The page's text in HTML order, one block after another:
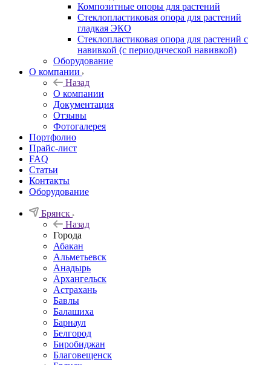
Композитные опоры для растений
Стеклопластиковая опора для растений
гладкая ЭКО
Стеклопластиковая опора для растений с
навивкой (с периодической навивкой)
Оборудование
О компании
Назад
О компании
Документация
Отзывы
Фотогалерея
Портфолио
Прайс-лист
FAQ
Статьи
Контакты
Оборудование
Брянск
Назад
Города
Абакан
Альметьевск
Анадырь
Архангельск
Астрахань
Бавлы
Балашиха
Барнаул
Белгород
Биробиджан
Благовещенск